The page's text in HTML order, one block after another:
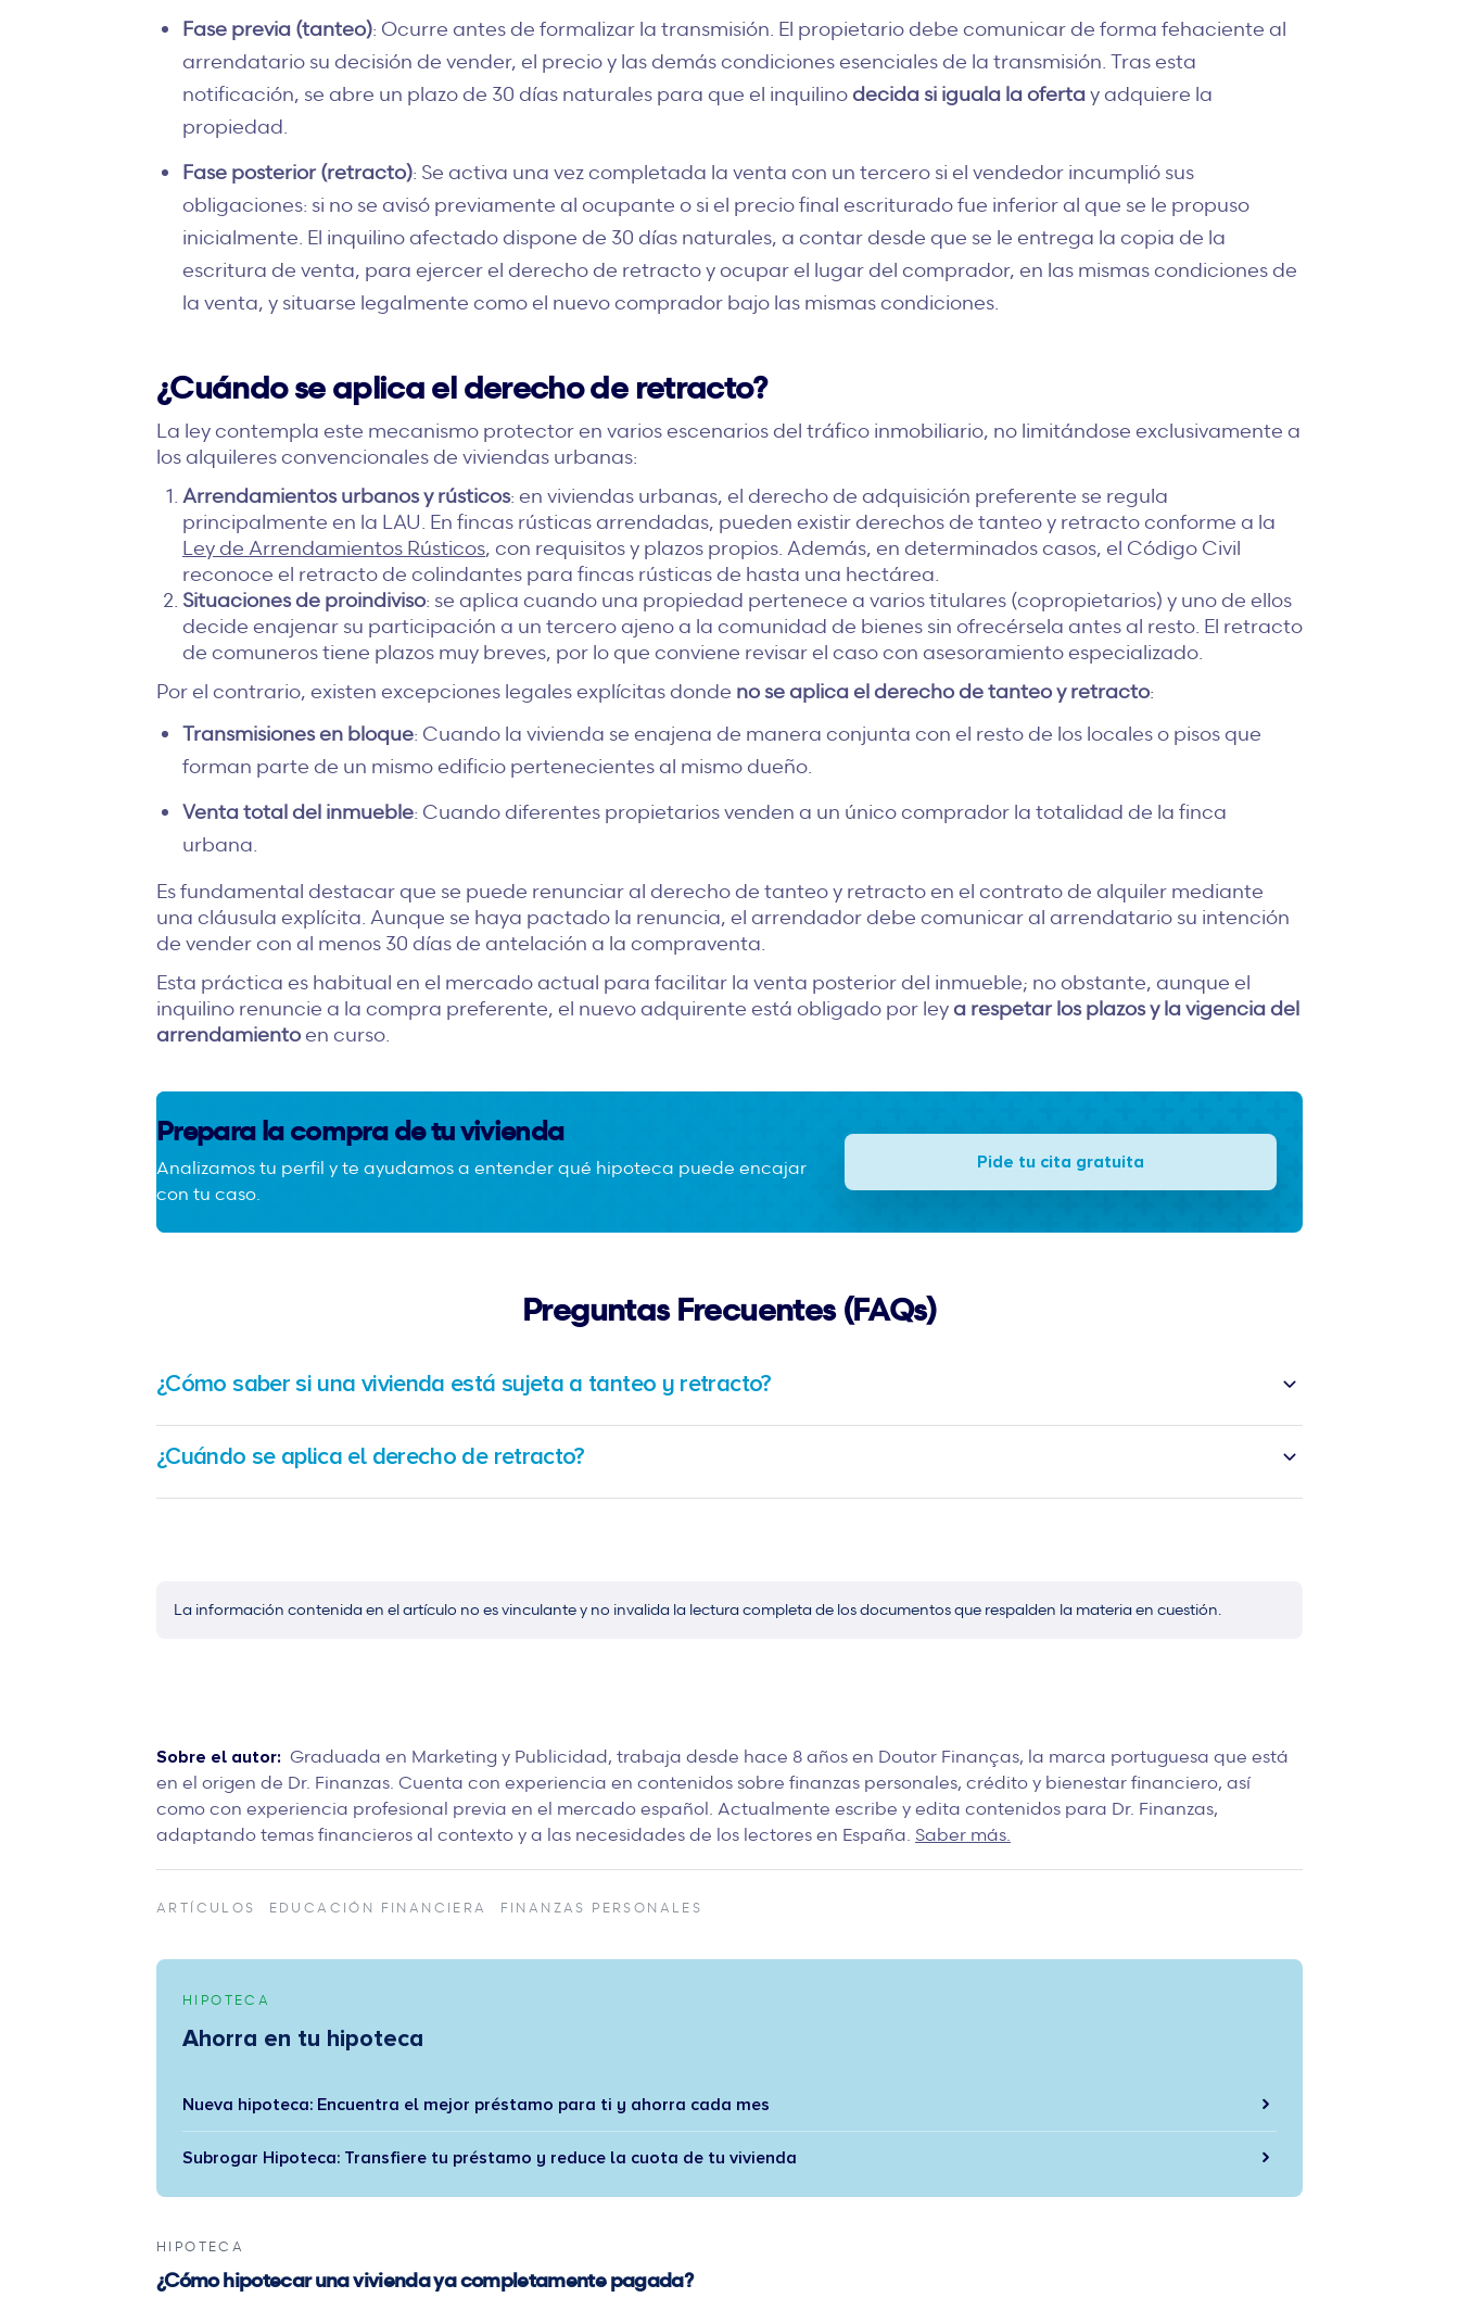
Fase previa (tanteo): Ocurre antes de formalizar la transmisión. El propietario debe comunicar de forma fehaciente al
arrendatario su decisión de vender, el precio y las demás condiciones esencialesde la transmisión. Tras esta
notificación, se abre un plazo de 30 días naturales para que el inquilinodecida si iguala la ofertay adquiere la
propiedad.
Fase posterior (retracto): Se activa una vez completada la venta con un tercero si el vendedor incumplió sus
obligaciones: si no se avisó previamente al ocupante o si el precio final escriturado fue inferior al que se le propuso
inicialmente. El inquilino afectado dispone de 30 días naturales, a contar desde que se le entrega la copia de la
escritura de venta, para ejercer el derecho de retracto y ocupar el lugar del comprador, en las mismas condiciones de
la venta, y situarse legalmente como el nuevo comprador bajo las mismas condiciones.
¿Cuándo se aplica el derecho de retracto?
La ley contempla este mecanismo protector en varios escenarios del tráfico inmobiliario, no limitándose exclusivamente a
los alquileres convencionales de viviendas urbanas:
Arrendamientos urbanos y rústicos: en viviendas urbanas, el derecho de adquisición preferente se regula
principalmente en la LAU. En fincas rústicas arrendadas, pueden existir derechos de tanteo y retracto conforme a la
Ley de Arrendamientos Rústicos, con requisitos y plazos propios. Además, en determinados casos, el Código Civil
reconoce el retracto de colindantes para fincas rústicas de hasta una hectárea.
Situaciones de proindiviso: se aplica cuando una propiedad pertenece a varios titulares (copropietarios) y uno de ellos
decide enajenar su participación a un tercero ajeno a la comunidad de bienes sin ofrecérsela antes al resto. El retracto
de comuneros tiene plazos muy breves, por lo que conviene revisar el caso con asesoramiento especializado.
Por el contrario, existen excepciones legales explícitas donde no se aplica el derecho de tanteo y retracto:
Transmisiones en bloque: Cuando la vivienda se enajena de manera conjunta con el resto de los locales o pisos que
forman parte de un mismo edificio pertenecientes al mismo dueño.
Venta total del inmueble: Cuando diferentes propietarios venden a un único comprador la totalidad de la finca
urbana.
Es fundamental destacar que se puede renunciar al derecho de tanteo y retracto en el contrato de alquiler mediante
una cláusula explícita. Aunque se haya pactado la renuncia, el arrendador debe comunicar al arrendatario su intención
de vender con al menos 30 días de antelación a la compraventa.
Esta práctica es habitual en el mercado actual para facilitar la venta posterior del inmueble; no obstante, aunque el
inquilino renuncie a la compra preferente, el nuevo adquirente está obligado por leya respetar los plazos y la vigencia del
arrendamientoen curso.
Prepara la compra de tu vivienda
Analizamos tu perfil y te ayudamos a entender qué hipoteca puede encajar
con tu caso.
Pide tu cita gratuita
Preguntas Frecuentes (FAQs)
¿Cómo saber si una vivienda está sujeta a tanteo y retracto?
beneficio. Asimismo, es aconsejable
solicitar una Nota Simple en el Registro de la Propiedad
derecho inscrito a favor de la Administración autonómica o municipal de forma obligatoria.
¿Cuándo se aplica el derecho de retracto?
La información contenida en el artículo no es vinculante y no invalida la lectura completa de los documentos que respalden la materia en cuestión.
Sobre el autor: Graduada en Marketing y Publicidad, trabaja desde hace 8 años en Doutor Finanças, la marca portuguesa que está
en el origen de Dr. Finanzas. Cuenta con experiencia en contenidos sobre finanzas personales, crédito y bienestar financiero, así
como con experiencia profesional previa en el mercado español. Actualmente escribe y edita contenidos para Dr. Finanzas,
adaptando temas financieros al contexto y a las necesidades de los lectores en España. Saber más.
ARTÍCULOS EDUCACIÓN FINANCIERA FINANZAS PERSONALES
HIPOTECA
Ahorra en tu hipoteca
Nueva hipoteca: Encuentra el mejor préstamo para ti y ahorra cada mes
Subrogar Hipoteca: Transfiere tu préstamo y reduce la cuota de tu vivienda
HIPOTECA
¿Cómo hipotecar una vivienda ya completamente pagada?